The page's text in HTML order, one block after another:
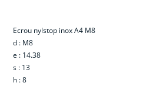
Ecrou nylstop inox A4 M8
d : M8
e : 14.38
s : 13
h : 8